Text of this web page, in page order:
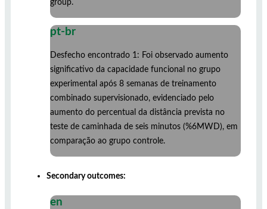
group.
pt-br
Desfecho encontrado 1: Foi observado aumento
significativo da capacidade funcional no grupo
experimental após 8 semanas de treinamento
combinado supervisionado, evidenciado pelo
aumento do percentual da distância prevista no
teste de caminhada de seis minutos (%6MWD), em
comparação ao grupo controle.
Secondary outcomes:
en